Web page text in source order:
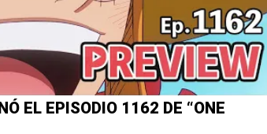
EL EPISODIO 1162 DE “ONE